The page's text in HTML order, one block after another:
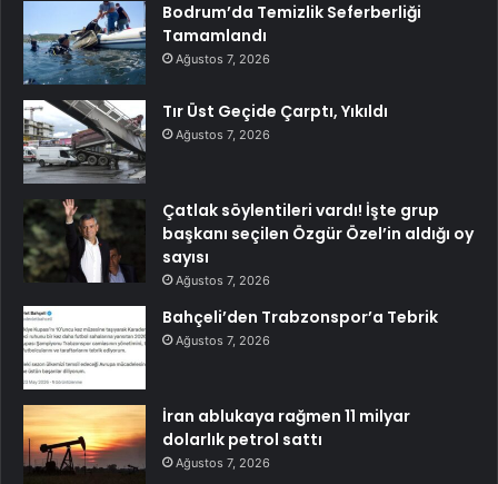
Bodrum’da Temizlik Seferberliği
Tamamlandı
Ağustos 7, 2026
Tır Üst Geçide Çarptı, Yıkıldı
Ağustos 7, 2026
Çatlak söylentileri vardı! İşte grup
başkanı seçilen Özgür Özel’in aldığı oy
sayısı
Ağustos 7, 2026
Bahçeli’den Trabzonspor’a Tebrik
Ağustos 7, 2026
İran ablukaya rağmen 11 milyar
dolarlık petrol sattı
Ağustos 7, 2026